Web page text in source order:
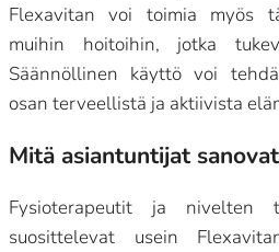
Flexavitan voi toimia myös
muihin hoitoihin, jotka
Säännöllinen käyttö voi
osan terveellistä ja aktiivista
Mitä asiantuntijat
Fysioterapeutit ja nivelten
suosittelevat usein